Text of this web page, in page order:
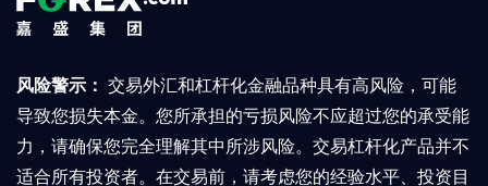
风险警示： 交易外汇和杠杆化金融品种具有高风险，可能
导致您损失本金。您所承担的亏损风险不应超过您的承受能
力，请确保您完全理解其中所涉风险。交易杠杆化产品并不
适合所有投资者。在交易前，请考虑您的经验水平、投资目